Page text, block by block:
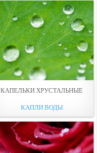
КАПЕЛЬКИ ХРУСТАЛЬНЫЕ
КАПЛИ ВОДЫ